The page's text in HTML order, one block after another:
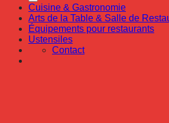
Cuisine & Gastronomie
Arts de la Table & Salle de
Équipements pour restaurants
Ustensiles
Contact